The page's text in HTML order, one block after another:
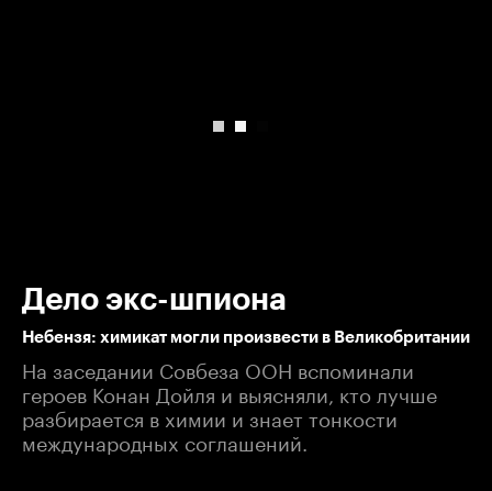
Дело экс-шпиона
Небензя: химикат могли произвести в Великобритании
На заседании Совбеза ООН вспоминали
героев Конан Дойля и выясняли, кто лучше
разбирается в химии и знает тонкости
международных соглашений.